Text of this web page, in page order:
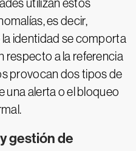
utilizan estos
es decir,
identidad se comporta
respecto a la referencia
provocan dos tipos de
una alerta o el bloqueo
gestión de